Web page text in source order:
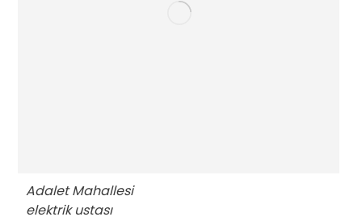
Adalet Mahallesi
elektrik ustası